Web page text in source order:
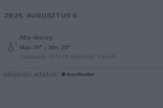
2026. AUGUSZTUS 6.
Ma–Meleg
Max 39° / Min 25°
Csapadék: 25% (0 mm)Szél: 9 km/h
időjárási adatok: